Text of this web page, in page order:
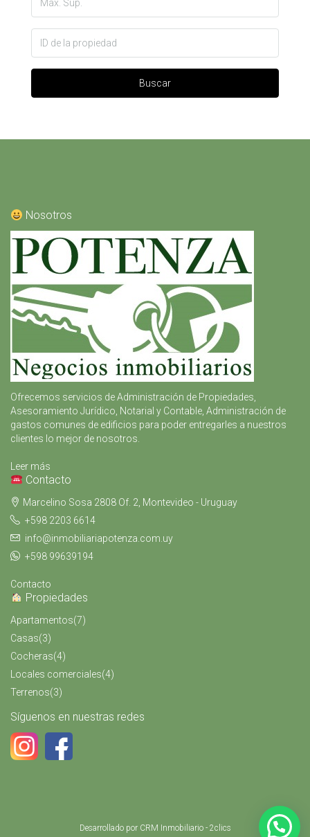
Buscar
Nosotros
Ofrecemos servicios de Administración de Propiedades,
Asesoramiento Jurídico, Notarial y Contable, Administración de
gastos comunes de edificios para poder entregarles a nuestros
clientes lo mejor de nosotros.
Leer más
Contacto
Marcelino Sosa 2808 Of. 2, Montevideo - Uruguay
+598 2203 6614
info@inmobiliariapotenza.com.uy
+598 99639194
Contacto
Propiedades
Apartamentos(7)
Casas(3)
Cocheras(4)
Locales comerciales(4)
Terrenos(3)
Síguenos en nuestras redes
Desarrollado por CRM Inmobiliario - 2clics